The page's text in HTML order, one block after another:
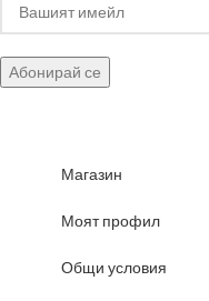
Магазин
Моят профил
Общи условия